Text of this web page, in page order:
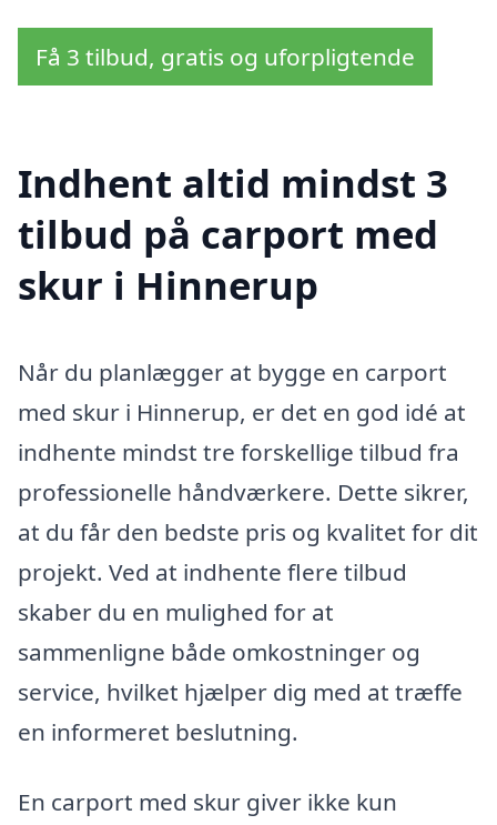
Få 3 tilbud, gratis og uforpligtende
Indhent altid mindst 3
tilbud på carport med
skur i Hinnerup
Når du planlægger at bygge en carport
med skur i Hinnerup, er det en god idé at
indhente mindst tre forskellige tilbud fra
professionelle håndværkere. Dette sikrer,
at du får den bedste pris og kvalitet for dit
projekt. Ved at indhente flere tilbud
skaber du en mulighed for at
sammenligne både omkostninger og
service, hvilket hjælper dig med at træffe
en informeret beslutning.
En carport med skur giver ikke kun